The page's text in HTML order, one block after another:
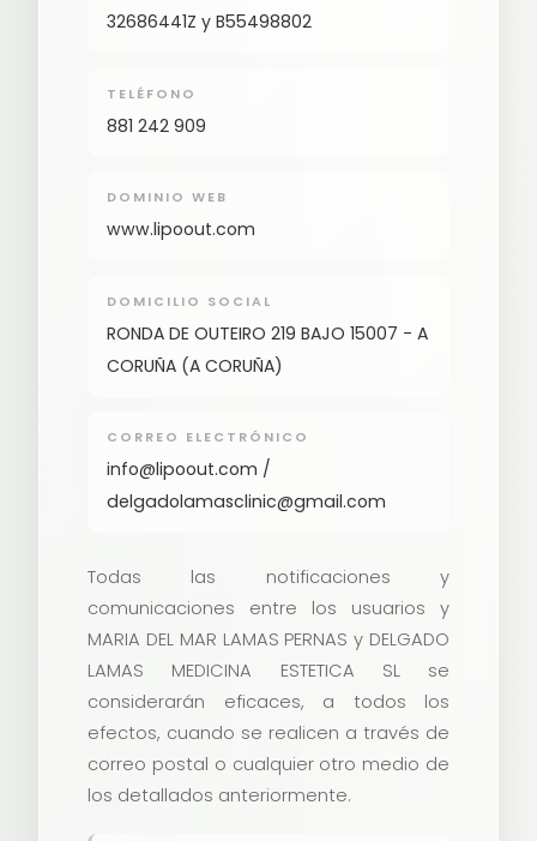
32686441Z y B55498802
TELÉFONO
881 242 909
DOMINIO WEB
www.lipoout.com
DOMICILIO SOCIAL
RONDA DE OUTEIRO 219 BAJO 15007 - A
CORUÑA (A CORUÑA)
CORREO ELECTRÓNICO
info@lipoout.com /
delgadolamasclinic@gmail.com
Todas las notificaciones y
comunicaciones entre los usuarios y
MARIA DEL MAR LAMAS PERNAS y DELGADO
LAMAS MEDICINA ESTETICA SL se
considerarán eficaces, a todos los
efectos, cuando se realicen a través de
correo postal o cualquier otro medio de
los detallados anteriormente.